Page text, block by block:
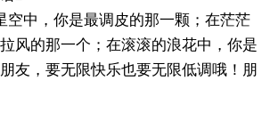
空中，你是最调皮的那一颗；在茫茫
风的那一个；在滚滚的浪花中，你是
友，要无限快乐也要无限低调哦！朋